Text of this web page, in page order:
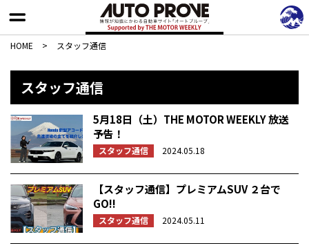
HOME > スタッフ通信
スタッフ通信
5月18日（土）THE MOTOR WEEKLY 放送
予告！
スタッフ通信 2024.05.18
【スタッフ通信】プレミアムSUV ２台で
GO!!
スタッフ通信 2024.05.11